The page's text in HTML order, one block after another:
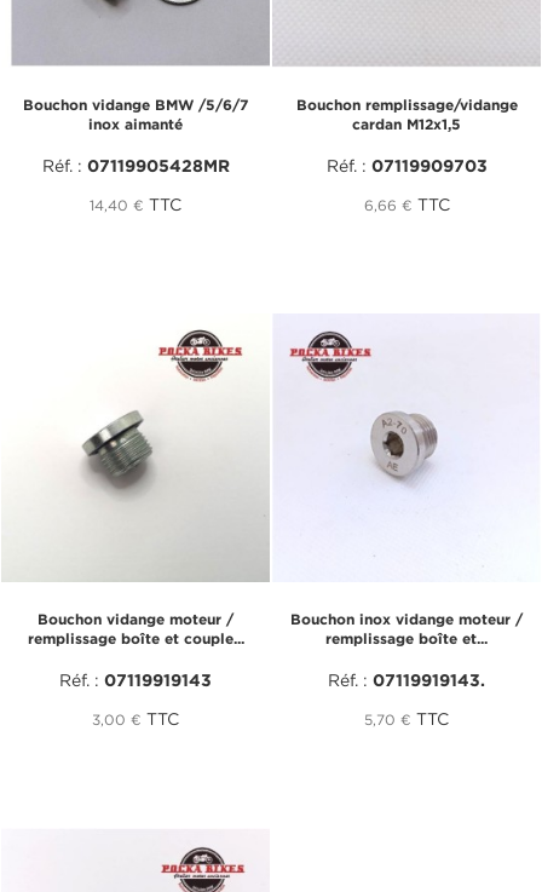
Bouchon vidange BMW /5/6/7
inox aimanté
Réf. : 07119905428MR
14,40 € TTC
Bouchon remplissage/vidange
cardan M12x1,5
Réf. : 07119909703
6,66 € TTC
Bouchon vidange moteur /
remplissage boîte et couple...
Réf. : 07119919143
3,00 € TTC
Bouchon inox vidange moteur /
remplissage boîte et...
Réf. : 07119919143.
5,70 € TTC